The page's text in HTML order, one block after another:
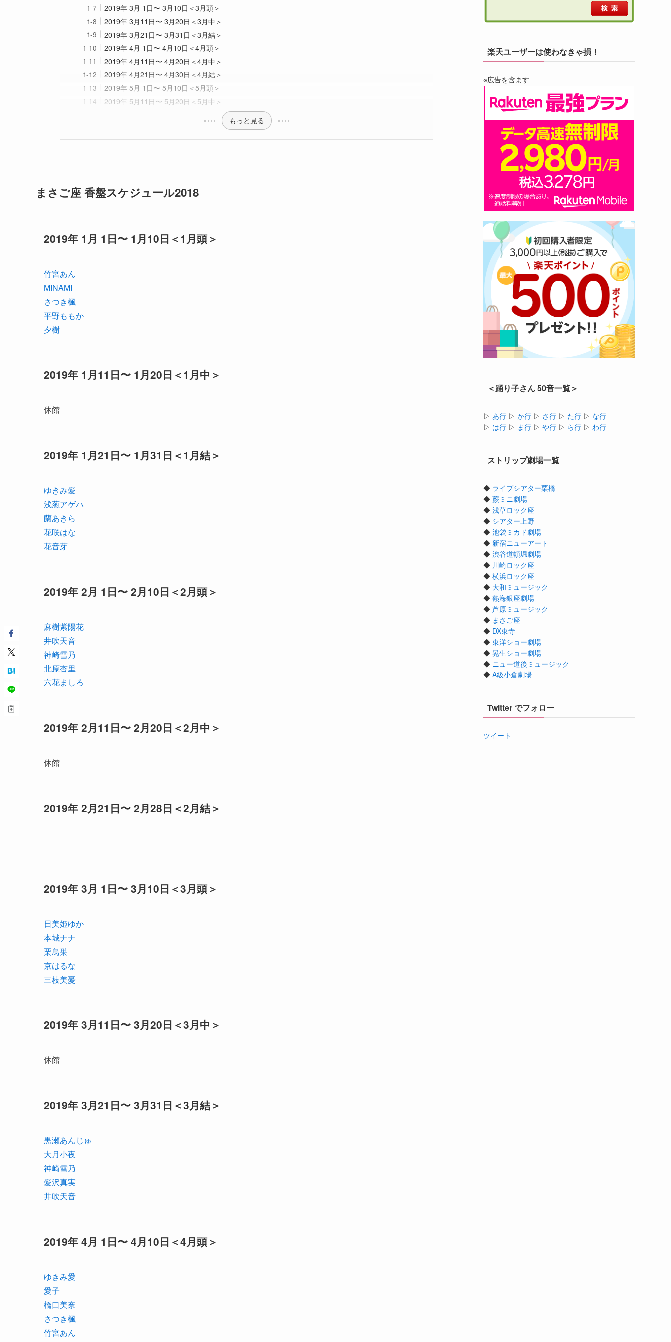
2019年 3月 1日〜 3月10日＜3月頭＞
2019年 3月11日〜 3月20日＜3月中＞
2019年 3月21日〜 3月31日＜3月結＞
2019年 4月 1日〜 4月10日＜4月頭＞
2019年 4月11日〜 4月20日＜4月中＞
2019年 4月21日〜 4月30日＜4月結＞
2019年 5月 1日〜 5月10日＜5月頭＞
2019年 5月11日〜 5月20日＜5月中＞
もっと見る
まさご座 香盤スケジュール2018
2019年 1月 1日〜 1月10日＜1月頭＞
竹宮あん
MINAMI
さつき楓
平野ももか
夕樹
2019年 1月11日〜 1月20日＜1月中＞
休館
2019年 1月21日〜 1月31日＜1月結＞
ゆきみ愛
浅葱アゲハ
蘭あきら
花咲はな
花音芽
2019年 2月 1日〜 2月10日＜2月頭＞
麻樹紫陽花
井吹天音
神崎雪乃
北原杏里
六花ましろ
2019年 2月11日〜 2月20日＜2月中＞
休館
2019年 2月21日〜 2月28日＜2月結＞
2019年 3月 1日〜 3月10日＜3月頭＞
日美姫ゆか
本城ナナ
栗鳥巣
京はるな
三枝美憂
2019年 3月11日〜 3月20日＜3月中＞
休館
2019年 3月21日〜 3月31日＜3月結＞
黒瀬あんじゅ
大月小夜
神崎雪乃
愛沢真実
井吹天音
2019年 4月 1日〜 4月10日＜4月頭＞
ゆきみ愛
愛子
橋口美奈
さつき楓
竹宮あん
楽天ユーザーは使わなきゃ損！
※広告を含ます
＜踊り子さん 50音一覧＞
▷ あ行 ▷ か行 ▷ さ行 ▷ た行 ▷ な行
▷ は行 ▷ ま行 ▷ や行 ▷ ら行 ▷ わ行
ストリップ劇場一覧
◆ ライブシアター栗橋
◆ 蕨ミニ劇場
◆ 浅草ロック座
◆ シアター上野
◆ 池袋ミカド劇場
◆ 新宿ニューアート
◆ 渋谷道頓堀劇場
◆ 川崎ロック座
◆ 横浜ロック座
◆ 大和ミュージック
◆ 熱海銀座劇場
◆ 芦原ミュージック
◆ まさご座
◆ DX東寺
◆ 東洋ショー劇場
◆ 晃生ショー劇場
◆ ニュー道後ミュージック
◆ A級小倉劇場
Twitter でフォロー
ツイート